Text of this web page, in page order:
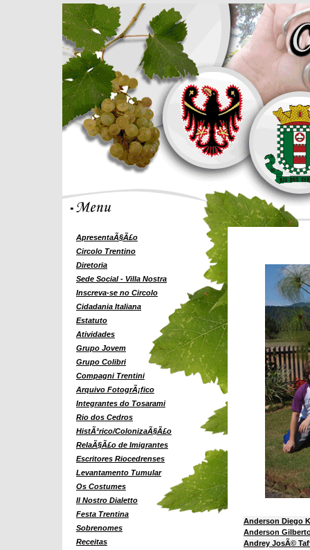
ApresentaÃ§Ã£o
Circolo Trentino
Diretoria
Sede Social - Villa Nostra
Inscreva-se no Circolo
Cidadania Italiana
Estatuto
Atividades
Grupo Jovem
Grupo Colibri
Compagni Trentini
Arquivo FotogrÃ¡fico
Integrantes do Tosarami
Rio dos Cedros
HistÃ³rico/ColonizaÃ§Ã£o
RelaÃ§Ã£o de Imigrantes
Escritores Riocedrenses
Levantamento Tumular
Os Costumes
Il Nostro Dialetto
Festa Trentina
Sobrenomes
Receitas
Anderson Diego
Anderson
Andrey JosÃ©